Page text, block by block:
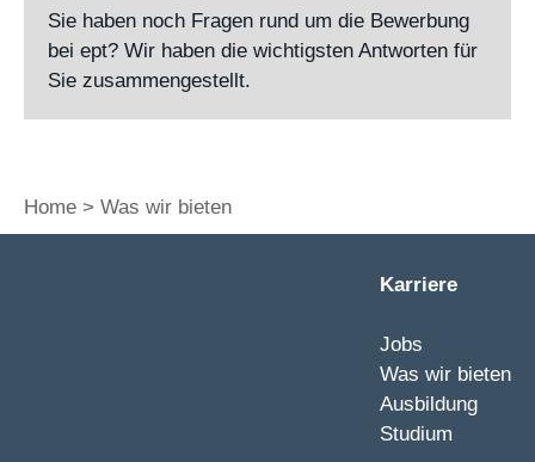
Sie haben noch Fragen rund um die Bewerbung
bei ept? Wir haben die wichtigsten Antworten für
Sie zusammengestellt.
Home Was wir bieten
Karriere
Jobs
Was wir bieten
Ausbildung
Studium